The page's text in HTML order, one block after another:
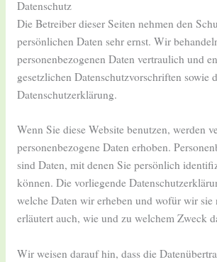
Datenschutz
Die Betreiber dieser Seiten nehmen den
persönlichen Daten sehr ernst. Wir
personenbezogenen Daten vertraulich und
gesetzlichen Datenschutzvorschriften sowie
Datenschutzerklärung.
Wenn Sie diese Website benutzen, werden
personenbezogene Daten erhoben.
sind Daten, mit denen Sie persönlich
können. Die vorliegende
welche Daten wir erheben und wofür wir sie
erläutert auch, wie und zu welchem Zweck
Wir weisen darauf hin, dass die